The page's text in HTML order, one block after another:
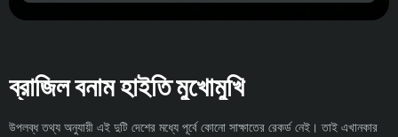
ব্রাজিল বনাম হাইতি মুখোমুখি
উপলব্ধ তথ্য অনুযায়ী এই দুটি দেশের মধ্যে পূর্বে কোনো সাক্ষাতের রেকর্ড নেই। তাই এখানকার